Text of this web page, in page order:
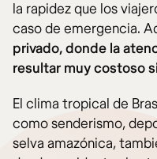
la rapidez que los
caso de emergencia.
privado, donde la
resultar muy costoso
El clima tropical de
como senderismo,
selva amazónica,